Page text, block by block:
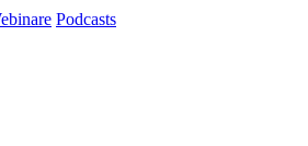
Podcasts